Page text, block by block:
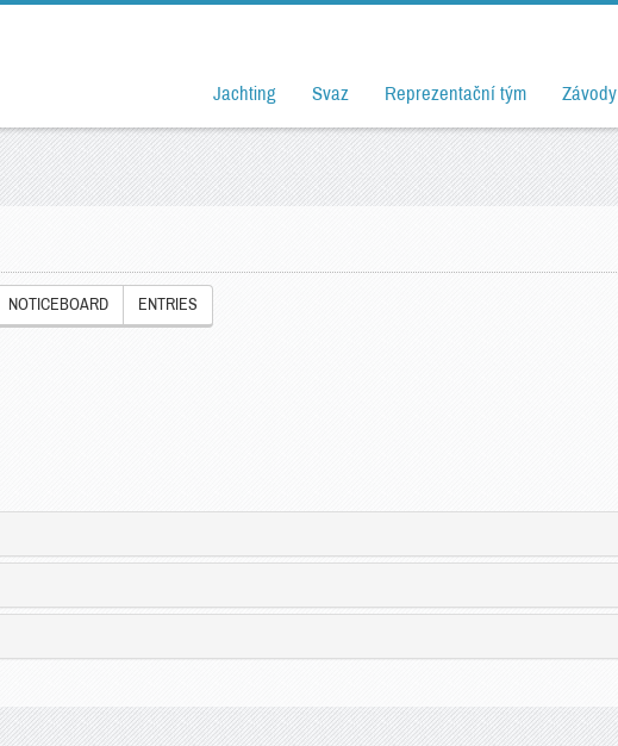
Jachting Svaz Reprezentační tým Závody
NOTICEBOARD ENTRIES